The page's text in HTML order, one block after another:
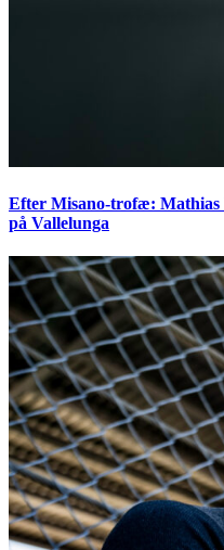
Efter Misano-trofæ:
på Vallelunga